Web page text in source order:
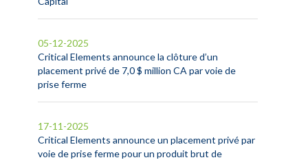
Critical Elements announce la clôture d’un
placement privé de 7,0 $ million CA par voie de
prise ferme
05-12-2025
Critical Elements announce un placement privé par
voie de prise ferme pour un produit brut de
17-11-2025